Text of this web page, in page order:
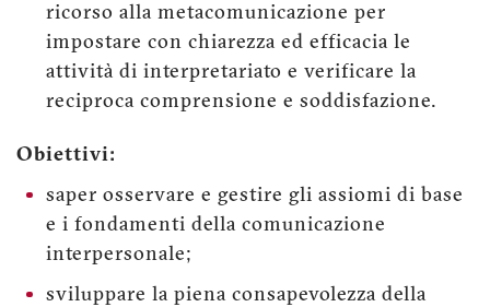
ricorso alla metacomunicazione per
impostare con chiarezza ed efficacia le
attività di interpretariato e verificare la
reciproca comprensione e soddisfazione.
Obiettivi:
saper osservare e gestire gli assiomi di base
e i fondamenti della comunicazione
interpersonale;
sviluppare la piena consapevolezza della